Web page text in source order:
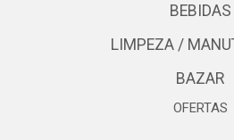
BEBIDAS
LIMPEZA /
BAZAR
OFERTAS